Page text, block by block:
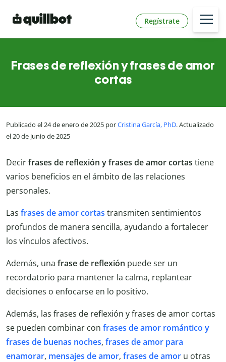
Regístrate
Frases de reflexión y frases de amor
cortas
Publicado el 24 de enero de 2025 porCristina García, PhD. Actualizado
el 20 de junio de 2025
Decirfrases de reflexión y frases de amor cortas tiene
varios beneficios en el ámbito de las relaciones
personales.
Las frases de amor cortas transmiten sentimientos
profundos de manera sencilla, ayudando a fortalecer
los vínculos afectivos.
Además, una frase de reflexión puede ser un
recordatorio para mantener la calma, replantear
decisiones o enfocarse en lo positivo.
Además, las frases de reflexión y frases de amor cortas
se pueden combinar con frases de amor romántico y
frases de buenas noches, frases de amor para
enamorar, mensajes de amor, frases de amor u otras